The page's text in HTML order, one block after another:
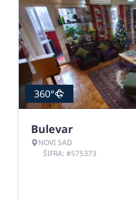
360°
Bulevar
NOVI SAD
ŠIFRA: #575373